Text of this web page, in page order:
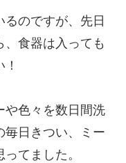
のですが、先日
食器は入っても
や色々を数日間洗
毎日きつい、ミー
てました。